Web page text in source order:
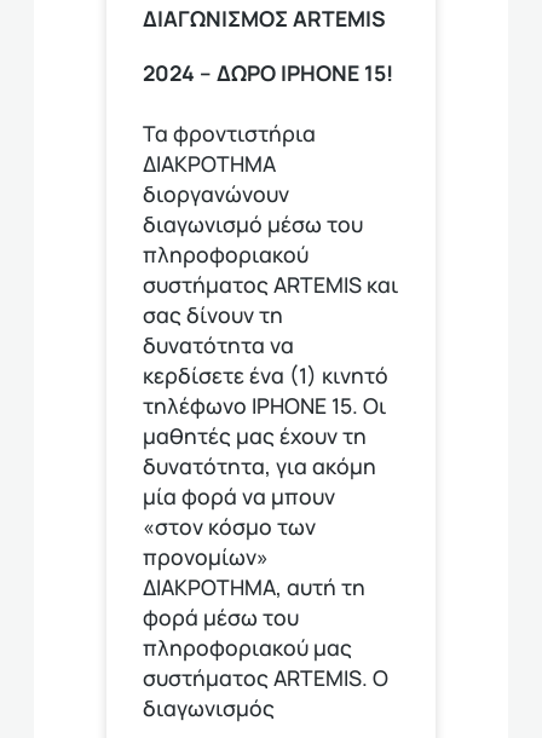
ΔΙΑΓΩΝΙΣΜΟΣ ΑRTEMIS
2024 – ΔΩΡΟ IPHONE 15!
Τα φροντιστήρια
ΔΙΑΚΡΟΤΗΜΑ
διοργανώνουν
διαγωνισμό μέσω του
πληροφοριακού
συστήματος ARTEMIS και
σας δίνουν τη
δυνατότητα να
κερδίσετε ένα (1) κινητό
τηλέφωνο ΙΡΗΟΝΕ 15. Οι
μαθητές μας έχουν τη
δυνατότητα, για ακόμη
μία φορά να μπουν
«στον κόσμο των
προνομίων»
ΔΙΑΚΡΟΤΗΜΑ, αυτή τη
φορά μέσω του
πληροφοριακού μας
συστήματος ARTEMIS. Ο
διαγωνισμός